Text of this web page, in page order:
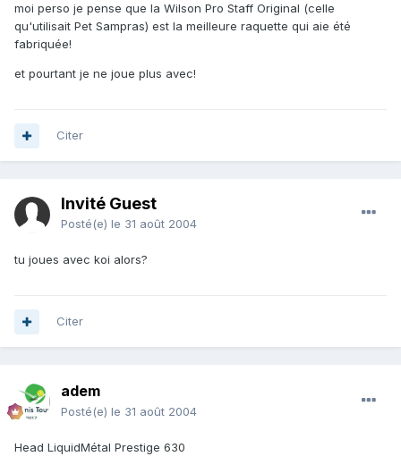
moi perso je pense que la Wilson Pro Staff Original (celle
qu'utilisait Pet Sampras) est la meilleure raquette qui aie été
fabriquée!
et pourtant je ne joue plus avec!
Citer
Invité Guest
Posté(e) le 31 août 2004
tu joues avec koi alors?
Citer
adem
Posté(e) le 31 août 2004
Head LiquidMétal Prestige 630